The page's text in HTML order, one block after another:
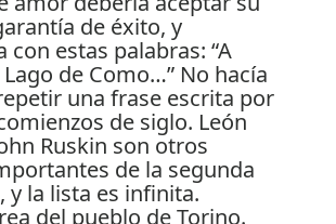
de éxito, y
con estas palabras: “A
de Como…” No hacía
una frase escrita por
de siglo. León
Ruskin son otros
de la segunda
y la lista es infinita.